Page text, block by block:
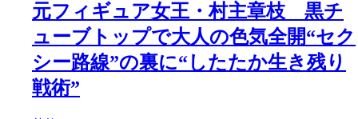
元フィギュア女王・村主章枝 黒チ
ューブトップで大人の色気全開“セク
シー路線”の裏に“したたか生き残り
戦術”